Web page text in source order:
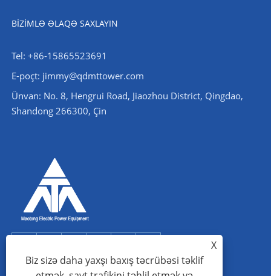
BIZIMLƏ ƏLAQƏ SAXLAYIN
Tel: +86-15865523691
E-poçt: jimmy@qdmttower.com
Ünvan: No. 8, Hengrui Road, Jiaozhou District, Qingdao,
Shandong 266300, Çin
X
Biz sizə daha yaxşı baxış təcrübəsi təklif